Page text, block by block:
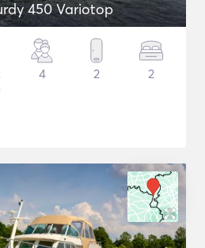
450 Variotop
4 2 2